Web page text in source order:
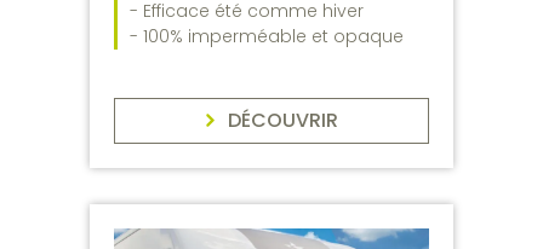
- Efficace été comme hiver
- 100% imperméable et opaque
DÉCOUVRIR